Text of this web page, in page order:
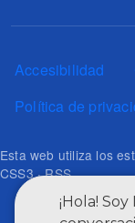
Pie de
Accesibilidad
Política de
Esta web utiliza los
CSS3 · RSS